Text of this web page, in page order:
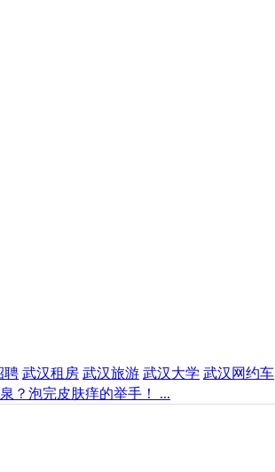
聘 武汉租房 武汉旅游 武汉大学 武汉网约车
？泡完皮肤痒的举手！ ...